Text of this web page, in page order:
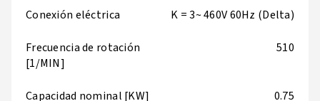
Conexión eléctrica K = 3~ 460V 60Hz (Delta)
Frecuencia de rotación
[1/MIN]
510
Capacidad nominal [KW] 0.75